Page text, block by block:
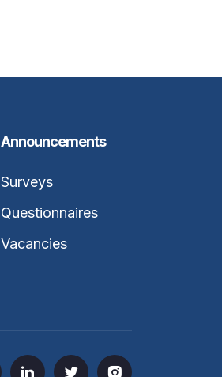
Announcements
Surveys
Questionnaires
Vacancies